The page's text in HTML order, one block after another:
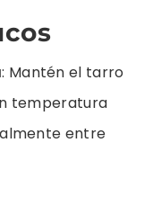
: Mantén el tarro
temperatura
entre